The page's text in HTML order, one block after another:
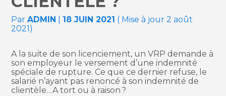
ParADMIN 18 JUIN 2021 ( Mise à jour 2 août
2021)
A la suite de son licenciement, un VRP demande à
son employeur le versement d’une indemnité
spéciale de rupture. Ce que ce dernier refuse, le
salarié n’ayant pas renoncé à son indemnité de
clientèle…A tort ou à raison ?